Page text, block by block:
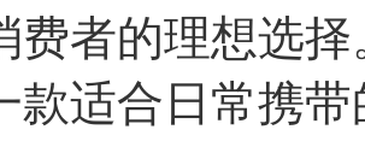
费者的理想选
款适合日常携